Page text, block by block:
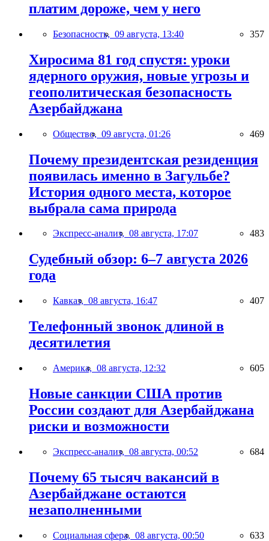
платим дороже, чем у него
Безопасность, 09 августа, 13:40 357
Хиросима 81 год спустя: уроки
ядерного оружия, новые угрозы и
геополитическая безопасность
Азербайджана
Общество, 09 августа, 01:26 469
Почему президентская резиденция
появилась именно в Загульбе?
История одного места, которое
выбрала сама природа
Экспресс-анализ, 08 августа, 17:07 483
Судебный обзор: 6–7 августа 2026
года
Кавказ, 08 августа, 16:47 407
Телефонный звонок длиной в
десятилетия
Америка, 08 августа, 12:32 605
Новые санкции США против
России создают для Азербайджана
риски и возможности
Экспресс-анализ, 08 августа, 00:52 684
Почему 65 тысяч вакансий в
Азербайджане остаются
незаполненными
Социальная сфера, 08 августа, 00:50 633